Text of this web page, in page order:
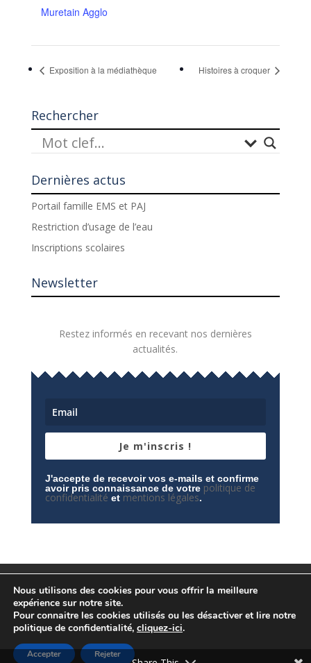
Muretain Agglo
Exposition à la médiathèque Histoires à croquer
Rechercher
Dernières actus
Portail famille EMS et PAJ
Restriction d’usage de l’eau
Inscriptions scolaires
Newsletter
Restez informés en recevant nos dernières
actualités.
Je m'inscris !
J'accepte de recevoir vos e-mails et confirme
avoir pris connaissance de votre politique de
confidentialité et mentions légales.
Espace privé
Politique de confidentialité
© ConceptionAgence CosiWeb
Nous utilisons des cookies pour vous offrir la meilleure
expérience sur notre site.
Pour connaitre les cookies utilisés ou les désactiver et lire notre
politique de confidentialité, cliquez-ici.
Accepter Rejeter